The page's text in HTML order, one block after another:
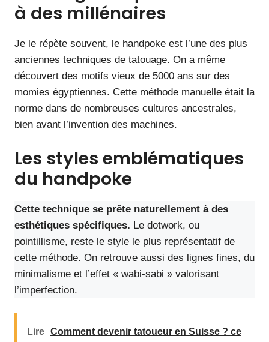
à des millénaires
Je le répète souvent, le handpoke est l’une des plus
anciennes techniques de tatouage. On a même
découvert des motifs vieux de 5000 ans sur des
momies égyptiennes. Cette méthode manuelle était la
norme dans de nombreuses cultures ancestrales,
bien avant l’invention des machines.
Les styles emblématiques
du handpoke
Cette technique se prête naturellement à des
esthétiques spécifiques. Le dotwork, ou
pointillisme, reste le style le plus représentatif de
cette méthode. On retrouve aussi des lignes fines, du
minimalisme et l’effet « wabi-sabi » valorisant
l’imperfection.
Lire Comment devenir tatoueur en Suisse ? ce